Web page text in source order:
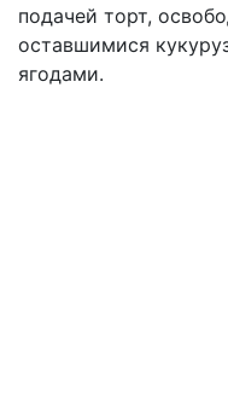
подачей торт,
оставшимися
ягодами.